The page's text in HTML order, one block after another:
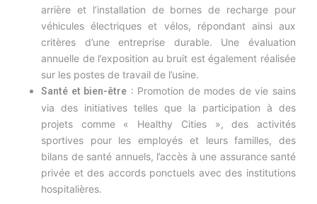
arrière et l’installation de bornes de recharge pour
véhicules électriques et vélos, répondant ainsi aux
critères d’une entreprise durable. Une évaluation
annuelle de l’exposition au bruit est également réalisée
sur les postes de travail de l’usine.
Santé et bien-être : Promotion de modes de vie sains
via des initiatives telles que la participation à des
projets comme « Healthy Cities », des activités
sportives pour les employés et leurs familles, des
bilans de santé annuels, l’accès à une assurance santé
privée et des accords ponctuels avec des institutions
hospitalières.